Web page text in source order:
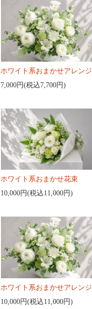
ホワイト系おまかせアレンジ
7,000円(税込7,700円)
ホワイト系おまかせ花束
10,000円(税込11,000円)
ホワイト系おまかせアレンジ
10,000円(税込11,000円)